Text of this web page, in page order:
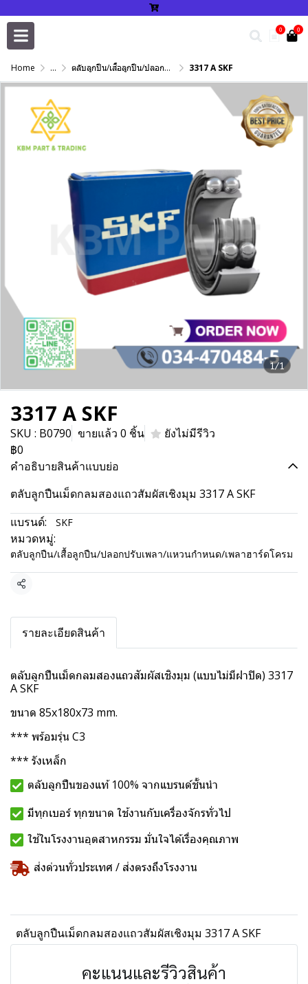
0 0
Home ... ตลับลูกปืน/เสื้อลูกปืน/ปลอกปรับเพลา/แหวนกำหนด/เพลาฮาร์ดโครม 3317 A SKF
1/1
3317 A SKF
SKU : B0790 ขายแล้ว 0 ชิ้น
ยังไม่มีรีวิว
฿0
คำอธิบายสินค้าแบบย่อ
ตลับลูกปืนเม็ดกลมสองแถวสัมผัสเชิงมุม 3317 A SKF
แบรนด์:
SKF
หมวดหมู่:
ตลับลูกปืน/เสื้อลูกปืน/ปลอกปรับเพลา/แหวนกำหนด/เพลาฮาร์ดโครม
แชร์
รายละเอียดสินค้า
ตลับลูกปืนเม็ดกลมสองแถวสัมผัสเชิงมุม (แบบไม่มีฝาปิด) 3317
A SKF
ขนาด 85x180x73 mm.
*** พร้อมรุ่น C3
*** รังเหล็ก
ตลับลูกปืนของแท้ 100% จากแบรนด์ชั้นนำ
มีทุกเบอร์ ทุกขนาด ใช้งานกับเครื่องจักรทั่วไป
ใช้ในโรงงานอุตสาหกรรม มั่นใจได้เรื่องคุณภาพ
ส่งด่วนทั่วประเทศ / ส่งตรงถึงโรงงาน
ตลับลูกปืนเม็ดกลมสองแถวสัมผัสเชิงมุม 3317 A SKF
คะแนนและรีวิวสินค้า